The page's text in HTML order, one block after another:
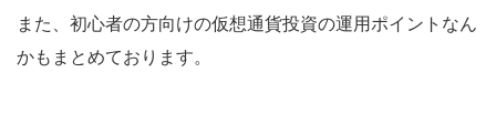
また、初心者の方向けの仮想通貨投資の運用ポイントなん
かもまとめております。